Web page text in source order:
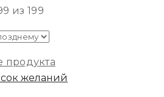
из 199
желаний